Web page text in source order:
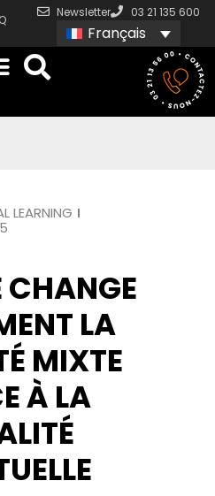
Newsletter 03 21 135 600
Français
LEARNING
CHANGE
LA
MIXTE
À LA